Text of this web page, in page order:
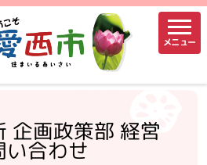
メニュー
企画政策部 経営
合わせ